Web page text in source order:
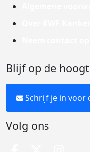
Blijf op de
Schrijf je in voor
Volg ons